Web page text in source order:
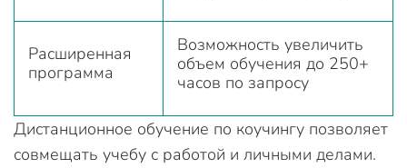
Расширенная
программа
Возможность увеличить
объем обучения до 250+
часов по запросу
Дистанционное обучение по коучингу позволяет
совмещать учебу с работой и личными делами.